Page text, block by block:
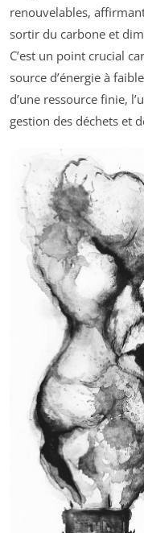
renouvelables,
sortir du carbone et
C’est un point crucial
source d’énergie à
d’une ressource finie,
gestion des déchets et